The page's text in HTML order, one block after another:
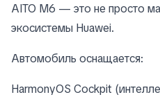
AITO M6 — это не просто
экосистемы Huawei.
Автомобиль оснащается:
HarmonyOS Cockpit